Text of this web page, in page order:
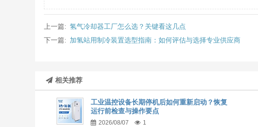
上一篇: 氢气冷却器工厂怎么选？关键看这几点
下一篇: 加氢站用制冷装置选型指南：如何评估与选择专业供应商
相关推荐
工业温控设备长期停机后如何重新启动？恢复
运行前检查与操作要点
2026/08/07 1